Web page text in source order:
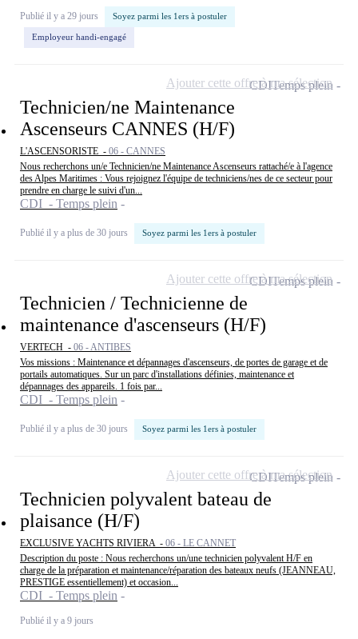
Publié il y a 29 jours Soyez parmi les 1ers à postuler
Employeur handi-engagé
Technicien/ne Maintenance
Ascenseurs CANNES (H/F)
L'ASCENSORISTE - 06 - CANNES
Nous recherchons un/e Technicien/ne Maintenance Ascenseurs rattaché/e à l'agence
des Alpes Maritimes : Vous rejoignez l'équipe de techniciens/nes de ce secteur pour
prendre en charge le suivi d'un...
CDI - Temps plein
Publié il y a plus de 30 jours Soyez parmi les 1ers à postuler
CDITemps plein
Ajouter cette offre à ma sélection
Technicien / Technicienne de
maintenance d'ascenseurs (H/F)
VERTECH - 06 - ANTIBES
Vos missions : Maintenance et dépannages d'ascenseurs, de portes de garage et de
portails automatiques. Sur un parc d'installations définies, maintenance et
dépannages des appareils. 1 fois par...
CDI - Temps plein
Publié il y a plus de 30 jours Soyez parmi les 1ers à postuler
CDITemps plein
Ajouter cette offre à ma sélection
Technicien polyvalent bateau de
plaisance (H/F)
EXCLUSIVE YACHTS RIVIERA - 06 - LE CANNET
Description du poste : Nous recherchons un/une technicien polyvalent H/F en
charge de la préparation et maintenance/réparation des bateaux neufs (JEANNEAU,
PRESTIGE essentiellement) et occasion...
CDI - Temps plein
Publié il y a 9 jours
CDITemps plein
Ajouter cette offre à ma sélection